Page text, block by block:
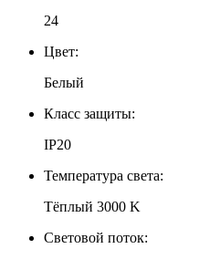
24
Цвет:
Белый
Класс защиты:
IP20
Температура света:
Тёплый 3000 K
Световой поток: